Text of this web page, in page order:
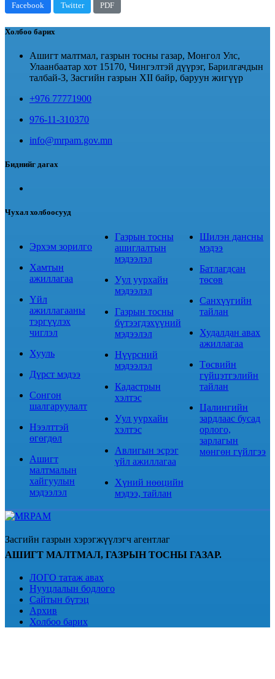
Facebook Twitter PDF
Холбоо барих
Ашигт малтмал, газрын тосны газар, Монгол Улс,
Улаанбаатар хот 15170, Чингэлтэй дүүрэг, Барилгачдын
талбай-3, Засгийн газрын XII байр, баруун жигүүр
+976 77771900
976-11-310370
info@mrpam.gov.mn
Биднийг дагах
Чухал холбоосууд
Эрхэм зорилго
Хамтын
ажиллагаа
Үйл
ажиллагааны
тэргүүлэх
чиглэл
Хууль
Дүрст мэдээ
Сонгон
шалгаруулалт
Нээлттэй
өгөгдөл
Ашигт
малтмалын
хайгуулын
мэдээлэл
Газрын тосны
ашиглалтын
мэдээлэл
Уул уурхайн
мэдээлэл
Газрын тосны
бүтээгдэхүүний
мэдээлэл
Нүүрсний
мэдээлэл
Кадастрын
хэлтэс
Уул уурхайн
хэлтэс
Авлигын эсрэг
үйл ажиллагаа
Хүний нөөцийн
мэдээ, тайлан
Шилэн дансны
мэдээ
Батлагдсан
төсөв
Санхүүгийн
тайлан
Худалдан авах
ажиллагаа
Төсвийн
гүйцэтгэлийн
тайлан
Цалингийн
зардлаас бусад
орлого,
зарлагын
мөнгөн гүйлгээ
Засгийн газрын хэрэгжүүлэгч агентлаг
АШИГТ МАЛТМАЛ, ГАЗРЫН ТОСНЫ ГАЗАР.
ЛОГО татаж авах
Нууцлалын бодлого
Сайтын бүтэц
Архив
Холбоо барих